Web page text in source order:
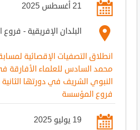
21 أغسطس 2025
البلدان الإفريقية -
انطلاق التصفيات الإقصائية
محمد السادس للعلماء الأفارقة
النبوي الشريف في دورتها
فروع المؤسسة
19 يوليو 2025